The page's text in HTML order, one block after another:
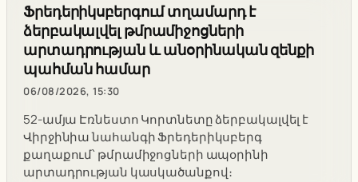
Ֆրեդերիկսբերգում տղամարդ է
ձերբակալվել թմրամիջոցների
արտադրության և անօրինական զենքի
պահման համար
06/08/2026, 15:30
52-ամյա Էռնեստո Կորտնետը ձերբակալվել է
Վիրջինիա նահանգի Ֆրեդերիկսբերգ
քաղաքում՝ թմրամիջոցների ապօրինի
արտադրության կասկածանքով։